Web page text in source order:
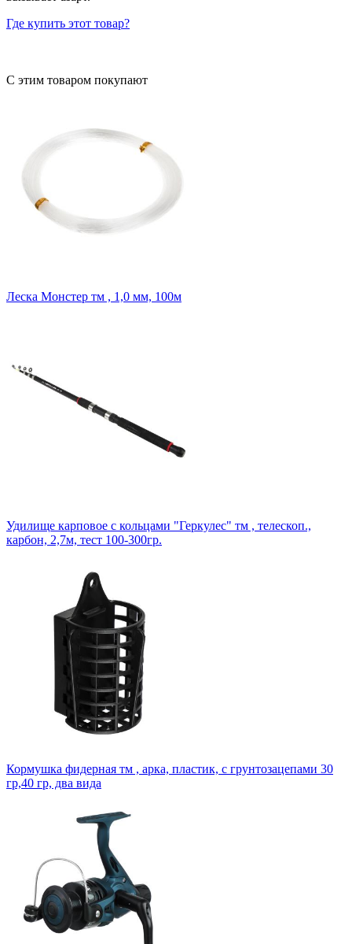
Где купить этот товар?
С этим товаром покупают
Леска Монстер тм , 1,0 мм, 100м
Удилище карповое с кольцами "Геркулес" тм , телескоп.,
карбон, 2,7м, тест 100-300гр.
Кормушка фидерная тм , арка, пластик, с грунтозацепами 30
гр,40 гр, два вида